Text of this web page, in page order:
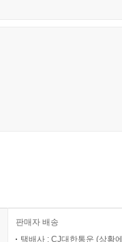
판매자 배송
택배사 : CJ대한통운 (상황